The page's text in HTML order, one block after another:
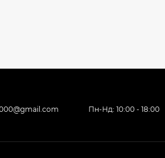
Пн-Нд: 10:00 - 18:00